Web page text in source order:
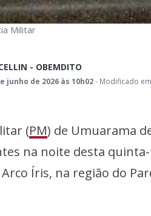
Militar
- OBEMDITO
junho de 2026 às 10h02- Modificado
(PM) de Umuarama
na noite desta
Arco Íris, na região do